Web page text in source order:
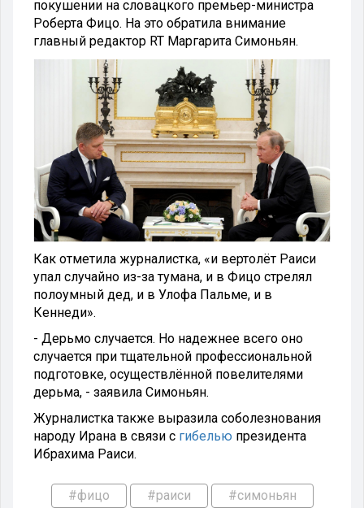
покушении на словацкого премьер-министра
Роберта Фицо. На это обратила внимание
главный редактор RT Маргарита Симоньян.
Как отметила журналистка, «и вертолёт Раиси
упал случайно из-за тумана, и в Фицо стрелял
полоумный дед, и в Улофа Пальме, и в
Кеннеди».
- Дерьмо случается. Но надежнее всего оно
случается при тщательной профессиональной
подготовке, осуществлённой повелителями
дерьма, - заявила Симоньян.
Журналистка также выразила соболезнования
народу Ирана в связи с гибелью президента
Ибрахима Раиси.
#фицо #раиси #симоньян